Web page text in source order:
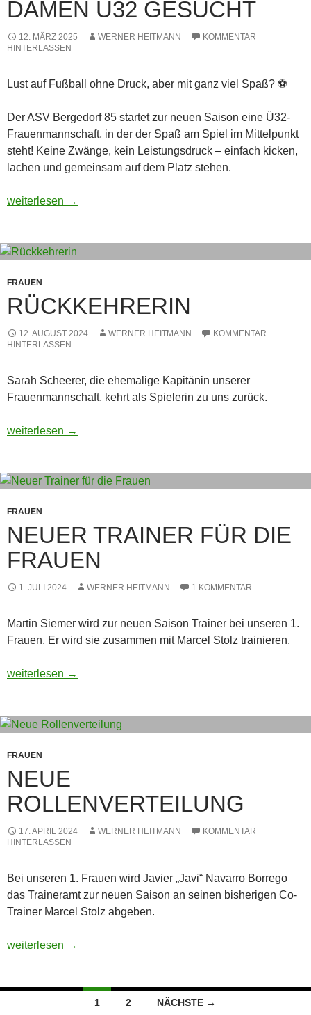
DAMEN Ü32 GESUCHT
12. MÄRZ 2025 WERNER HEITMANN
KOMMENTAR
HINTERLASSEN
Lust auf Fußball ohne Druck, aber mit ganz viel Spaß? ⚽
Der ASV Bergedorf 85 startet zur neuen Saison eine Ü32-
Frauenmannschaft, in der der Spaß am Spiel im Mittelpunkt
steht! Keine Zwänge, kein Leistungsdruck – einfach kicken,
lachen und gemeinsam auf dem Platz stehen.
Damen Ü32 gesucht
weiterlesen →
FRAUEN
RÜCKKEHRERIN
12. AUGUST 2024 WERNER HEITMANN
KOMMENTAR
HINTERLASSEN
Sarah Scheerer, die ehemalige Kapitänin unserer
Frauenmannschaft, kehrt als Spielerin zu uns zurück.
Rückkehrerin
weiterlesen →
FRAUEN
NEUER TRAINER FÜR DIE
FRAUEN
1. JULI 2024 WERNER HEITMANN 1 KOMMENTAR
Martin Siemer wird zur neuen Saison Trainer bei unseren 1.
Frauen. Er wird sie zusammen mit Marcel Stolz trainieren.
Neuer Trainer für die Frauen
weiterlesen →
FRAUEN
NEUE
ROLLENVERTEILUNG
17. APRIL 2024 WERNER HEITMANN
KOMMENTAR
HINTERLASSEN
Bei unseren 1. Frauen wird Javier „Javi“ Navarro Borrego
das Traineramt zur neuen Saison an seinen bisherigen Co-
Trainer Marcel Stolz abgeben.
Neue Rollenverteilung
weiterlesen →
Beitragsnavigation
1 2 NÄCHSTE →